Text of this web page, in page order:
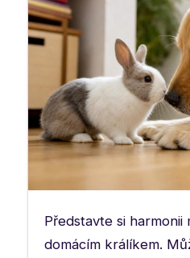
Představte si harmonii
domácím králíkem.